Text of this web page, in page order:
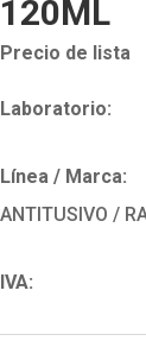
120ML
Precio de lista
Laboratorio:
Línea / Marca:
ANTITUSIVO /
IVA: